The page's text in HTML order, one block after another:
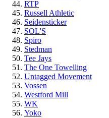
RTP
Russell Athletic
Seidensticker
SOL'S
Spiro
Stedman
Tee Jays
The One Towelling
Untagged Movement
Vossen
Westford Mill
WK
Yoko